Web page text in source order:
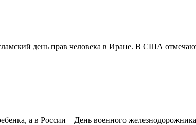
день прав человека в Иране. В США
а в России – День военного